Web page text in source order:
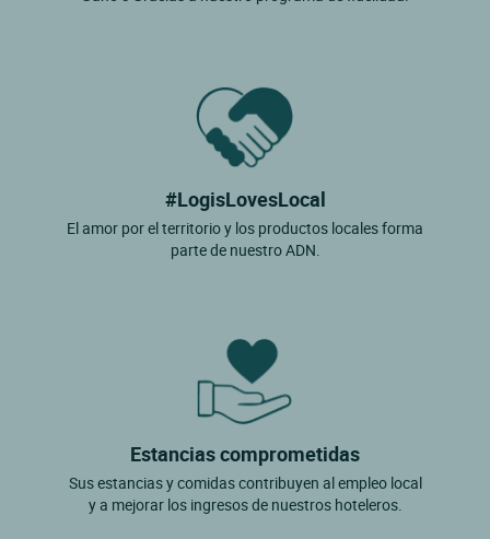
#LogisLovesLocal
El amor por el territorio y los productos locales forma
parte de nuestro ADN.
Estancias comprometidas
Sus estancias y comidas contribuyen al empleo local
y a mejorar los ingresos de nuestros hoteleros.